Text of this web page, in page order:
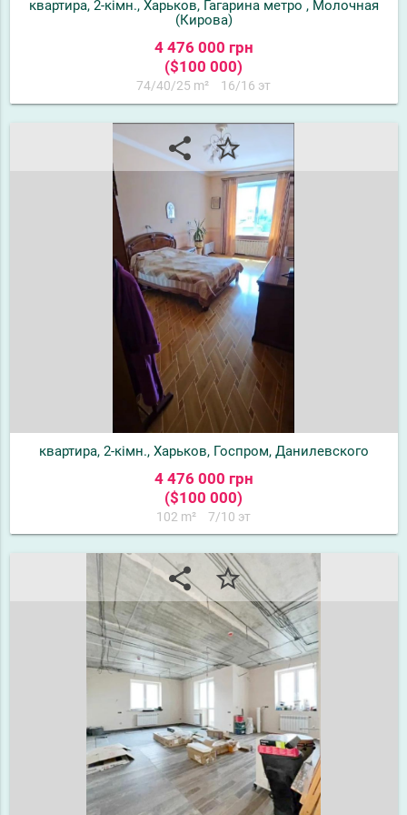
квартира, 2-кімн., Харьков, Гагарина метро , Молочная
(Кирова)
4 476 000 грн
($100 000)
74/40/25 m² 16/16 эт
share star_border
квартира, 2-кімн., Харьков, Госпром, Данилевского
4 476 000 грн
($100 000)
102 m² 7/10 эт
share star_border